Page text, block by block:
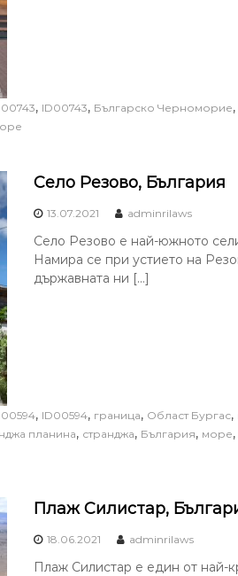
00743, ID00743, Българско Черноморие,
Село Резово, България
13.07.2021 adminrilaws
Село Резово е най-южното
Намира се при устието на
държавната ни […]
00594, ID00594, граница, Област Бургас,
планина, странджа, България, море,
Плаж Силистар,
18.06.2021 adminrilaws
Плаж Силистар е един от най-